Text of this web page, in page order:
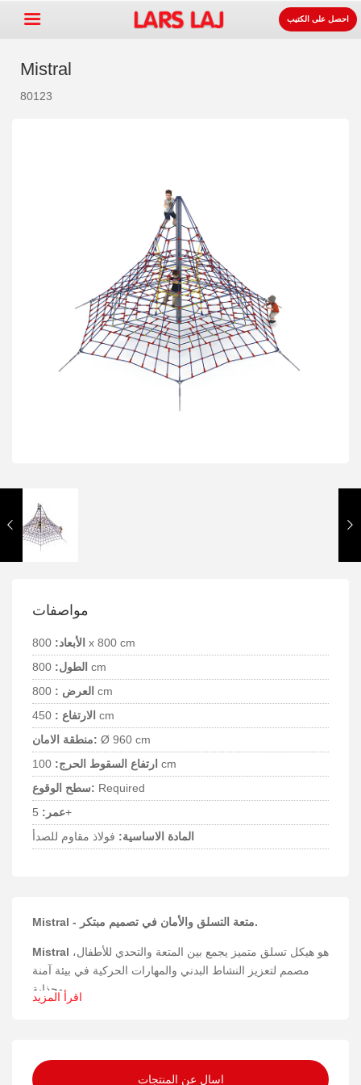
+
+
اطلب الكتيب.
LarsLaj Worldwide
Lars Laj on Facebook
احصل على الكتيب
Mistral
80123
مواصفات
الأبعاد: 800 x 800 cm
الطول: 800 cm
العرض : 800 cm
الارتفاع : 450 cm
منطقة الامان: Ø 960 cm
ارتفاع السقوط الحرج: 100 cm
سطح الوقوع: Required
عمر:5+
المادة الاساسية: فولاذ مقاوم للصدأ
Mistral - متعة التسلق والأمان في تصميم مبتكر.
Mistral
مصمم لتعزيز النشاط البدني والمهارات الحركية في بيئة آمنة
وجذابة.
تضمن المتانة وطول العمر. يشمل ذلك الفولاذ المقاوم للصدأ
اقرأ المزيد
اسال عن المنتجات